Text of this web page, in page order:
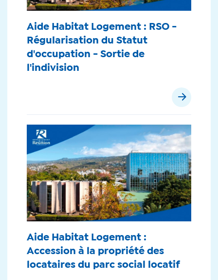
Aide Habitat Logement : RSO -
Régularisation du Statut
d'occupation - Sortie de
l'indivision
Aide Habitat Logement :
Accession à la propriété des
locataires du parc social locatif